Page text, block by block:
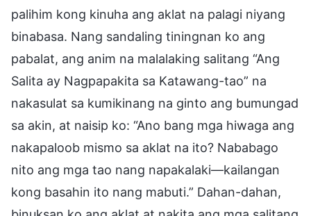
palihim kong kinuha ang aklat na palagi niyang
binabasa. Nang sandaling tiningnan ko ang
pabalat, ang anim na malalaking salitang “Ang
Salita ay Nagpapakita sa Katawang-tao” na
nakasulat sa kumikinang na ginto ang bumungad
sa akin, at naisip ko: “Ano bang mga hiwaga ang
nakapaloob mismo sa aklat na ito? Nababago
nito ang mga tao nang napakalaki—kailangan
kong basahin ito nang mabuti.” Dahan-dahan,